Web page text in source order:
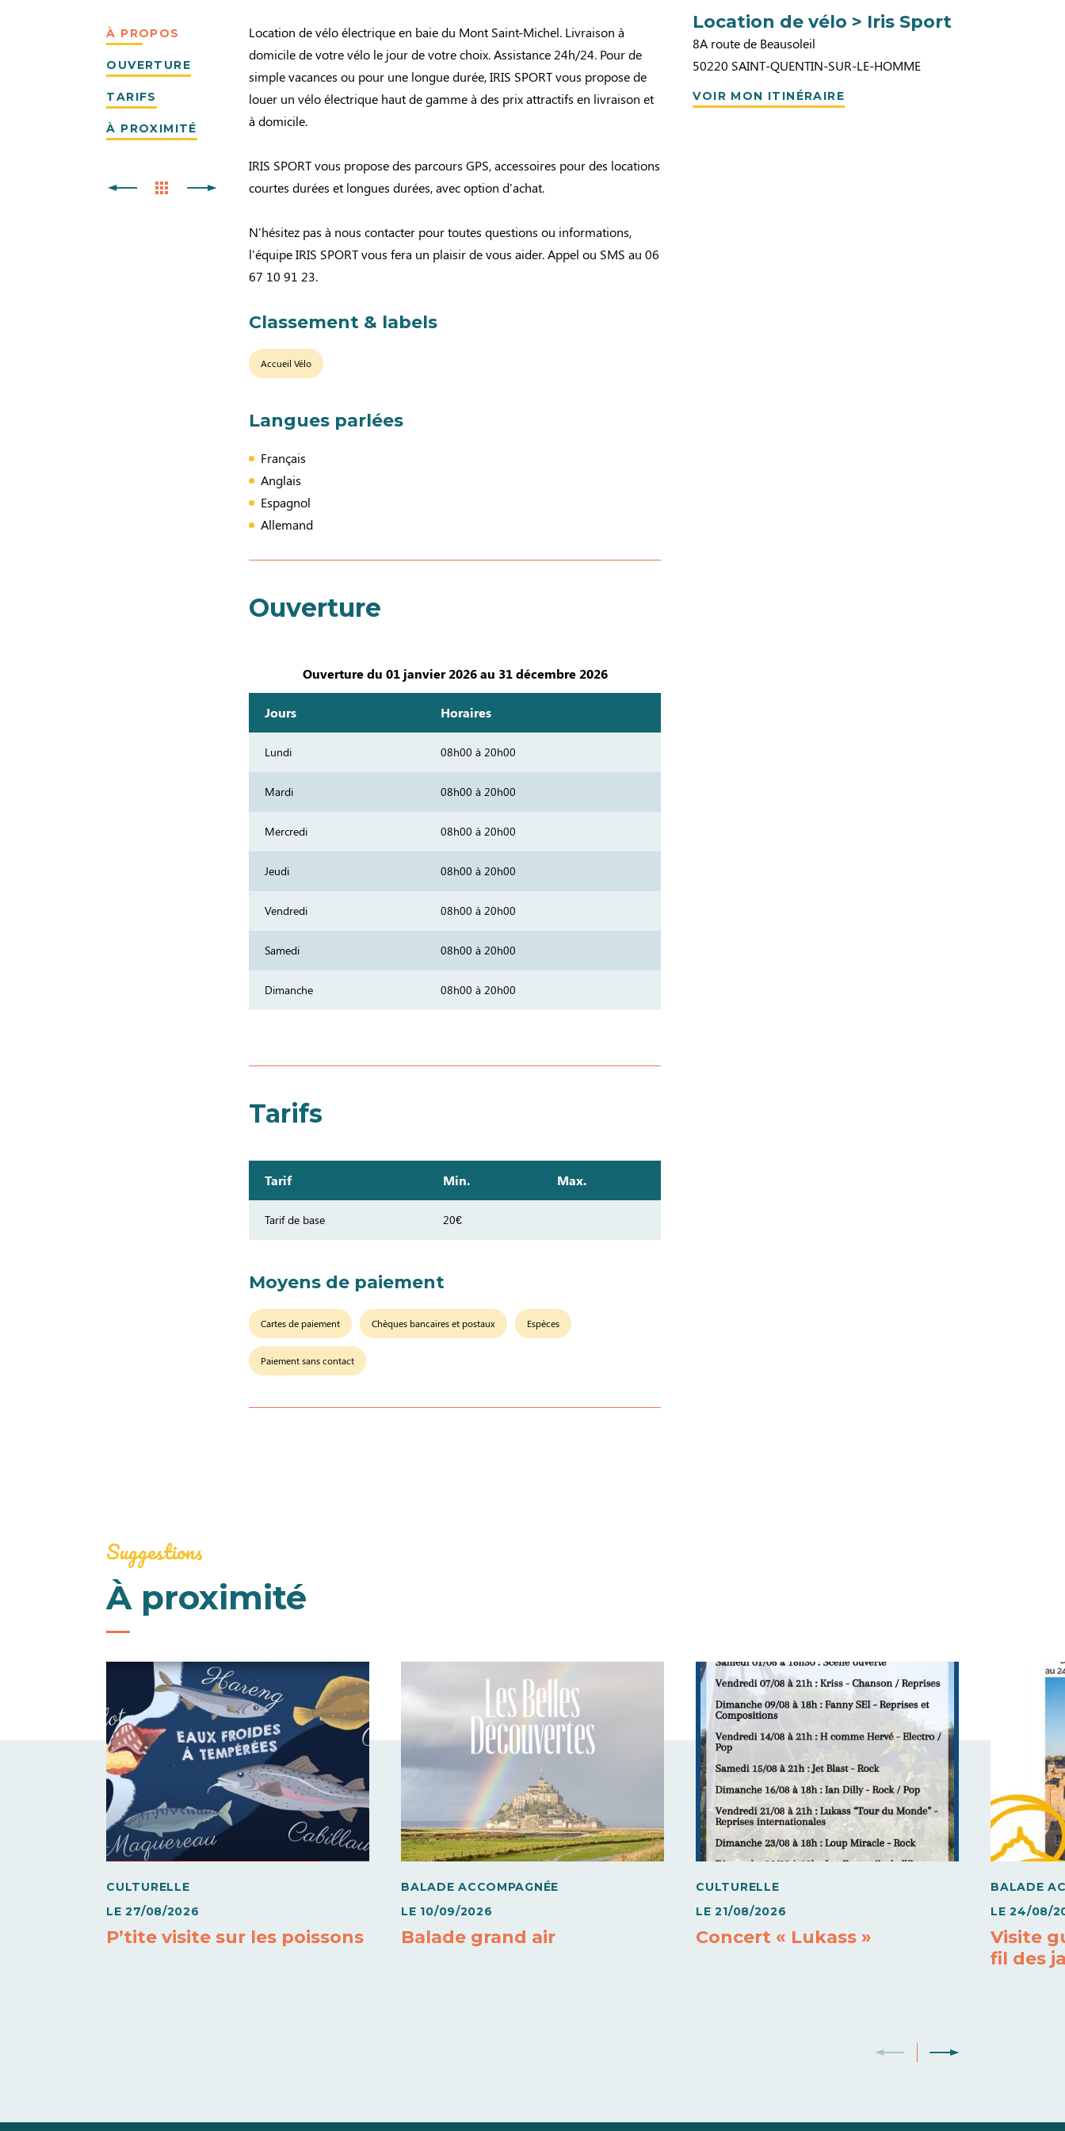
À PROPOS
OUVERTURE
TARIFS
À PROXIMITÉ
Location de vélo électrique en baie du Mont Saint-Michel. Livraison à
domicile de votre vélo le jour de votre choix. Assistance 24h/24. Pour de
simple vacances ou pour une longue durée, IRIS SPORT vous propose de
louer un vélo électrique haut de gamme à des prix attractifs en livraison et
à domicile.
IRIS SPORT vous propose des parcours GPS, accessoires pour des locations
courtes durées et longues durées, avec option d'achat.
N'hésitez pas à nous contacter pour toutes questions ou informations,
l'équipe IRIS SPORT vous fera un plaisir de vous aider. Appel ou SMS au 06
67 10 91 23.
Classement & labels
Accueil Vélo
Langues parlées
Français
Anglais
Espagnol
Allemand
Ouverture
Ouverture du 01 janvier 2026 au 31 décembre 2026
Jours Horaires
Lundi 08h00 à 20h00
Mardi 08h00 à 20h00
Mercredi 08h00 à 20h00
Jeudi 08h00 à 20h00
Vendredi 08h00 à 20h00
Samedi 08h00 à 20h00
Dimanche 08h00 à 20h00
Tarifs
Tarif Min. Max.
Tarif de base 20€
Moyens de paiement
Cartes de paiement Chèques bancaires et postaux Espèces
Paiement sans contact
Location de vélo > Iris Sport
8A route de Beausoleil
50220 SAINT-QUENTIN-SUR-LE-HOMME
VOIR MON ITINÉRAIRE
Suggestions
À proximité
CULTURELLE
LE 27/08/2026
P’tite visite sur les poissons
BALADE ACCOMPAGNÉE
LE 10/09/2026
Balade grand air
CULTURELLE
LE 21/08/2026
Concert « Lukass »
BALADE
LE 24/08/
Visite
fil des